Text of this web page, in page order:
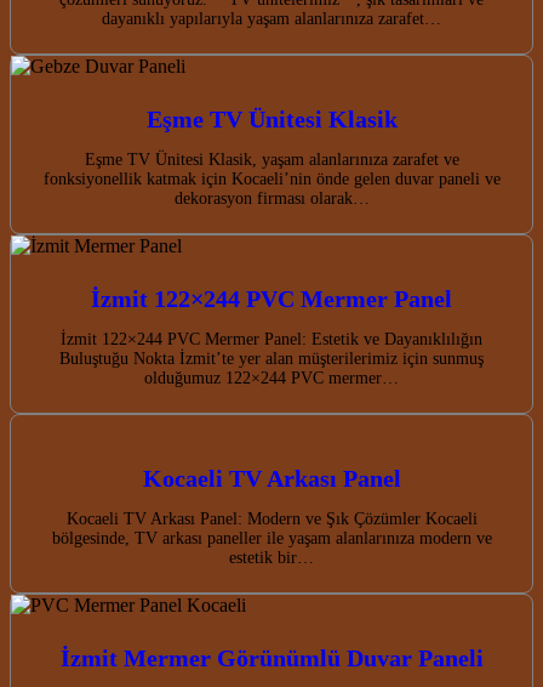
dayanıklı yapılarıyla yaşam alanlarınıza zarafet…
Eşme TV Ünitesi Klasik
Eşme TV Ünitesi Klasik, yaşam alanlarınıza zarafet ve
fonksiyonellik katmak için Kocaeli’nin önde gelen duvar paneli ve
dekorasyon firması olarak…
İzmit 122×244 PVC Mermer Panel
İzmit 122×244 PVC Mermer Panel: Estetik ve Dayanıklılığın
Buluştuğu Nokta İzmit’te yer alan müşterilerimiz için sunmuş
olduğumuz 122×244 PVC mermer…
Kocaeli TV Arkası Panel
Kocaeli TV Arkası Panel: Modern ve Şık Çözümler Kocaeli
bölgesinde, TV arkası paneller ile yaşam alanlarınıza modern ve
estetik bir…
İzmit Mermer Görünümlü Duvar Paneli